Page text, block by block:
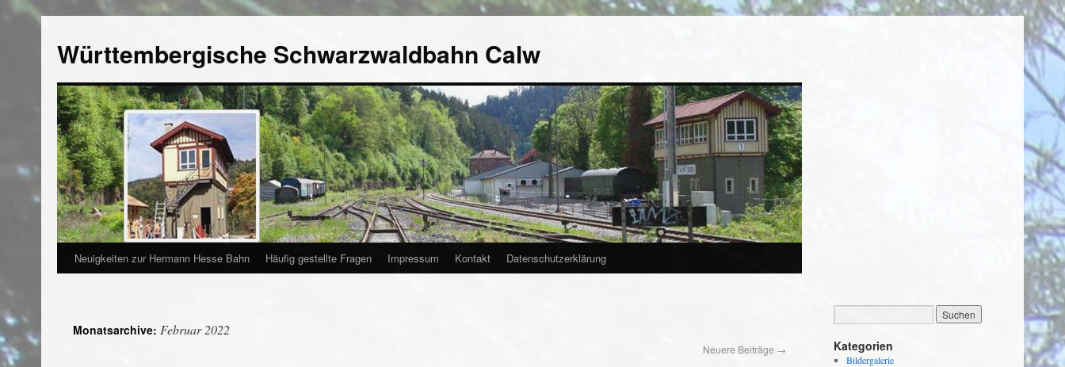
Württembergische Schwarzwaldbahn Calw
Neuigkeiten zur Hermann Hesse Bahn Häufig gestellte Fragen Impressum Kontakt Datenschutzerklärung
Monatsarchive: Februar 2022
Neuere Beiträge → Kategorien
Bildergalerie